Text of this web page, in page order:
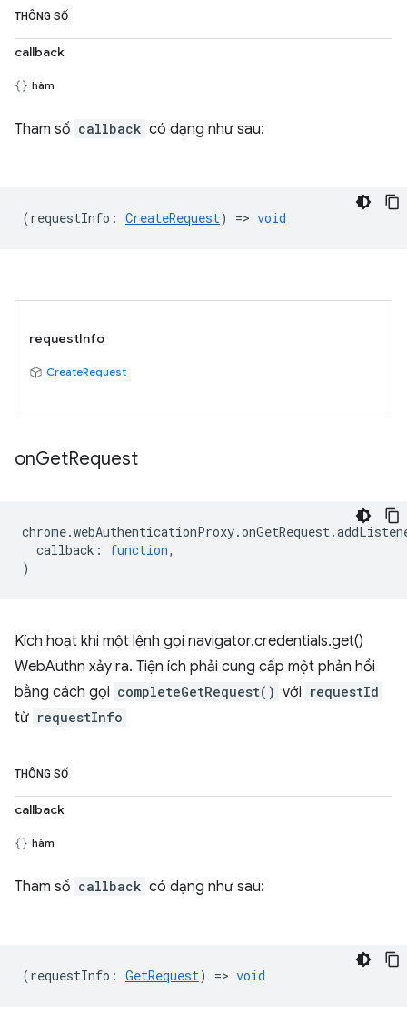
THÔNG SỐ
callback
hàm
Tham số callback có dạng như sau:
(requestInfo : CreateRequest) => void
requestInfo
CreateRequest
onGetRequest
chrome.webAuthenticationProxy.onGetRequest.
callback : function,
)
Kích hoạt khi một lệnh gọi navigator.credentials.get()
WebAuthn xảy ra. Tiện ích phải cung cấp một phản hồi
bằng cách gọi completeGetRequest() với requestId
từ requestInfo
THÔNG SỐ
callback
hàm
Tham số callback có dạng như sau:
(requestInfo : GetRequest) => void